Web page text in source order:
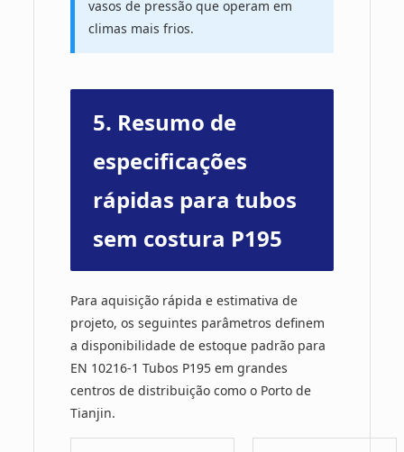
vasos de pressão que operam em
climas mais frios.
5. Resumo de
especificações
rápidas para tubos
sem costura P195
Para aquisição rápida e estimativa de
projeto, os seguintes parâmetros definem
a disponibilidade de estoque padrão para
EN 10216-1 Tubos P195 em grandes
centros de distribuição como o Porto de
Tianjin.